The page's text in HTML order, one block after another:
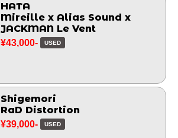
HATA
Mireille x Alias Sound x
JACKMAN Le Vent
¥43,000- USED
Shigemori
RaD Distortion
¥39,000- USED